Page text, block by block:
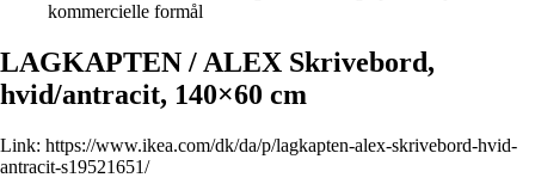
kommercielle formål
LAGKAPTEN / ALEX Skrivebord,
hvid/antracit, 140×60 cm
Link: https://www.ikea.com/dk/da/p/lagkapten-alex-skrivebord-hvid-
antracit-s19521651/